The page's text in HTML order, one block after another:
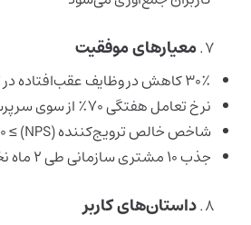
معیارهای موفقیت
۳۰٪ کاهش در وظایف عقب‌افتاده در تیم‌های آزمایشی
نرخ تعامل هفتگی ۷۰٪ از سوی سرپرستان تیم
شاخص خالص ترویج‌کننده (NPS) ≥ ۵۰ از کاربران اولیه
جذب ۱۰ مشتری سازمانی طی ۲ ماه نخست
داستان‌های کاربر